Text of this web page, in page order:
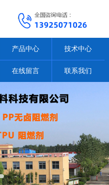
产品中心 技术中心
在线留言 联系我们